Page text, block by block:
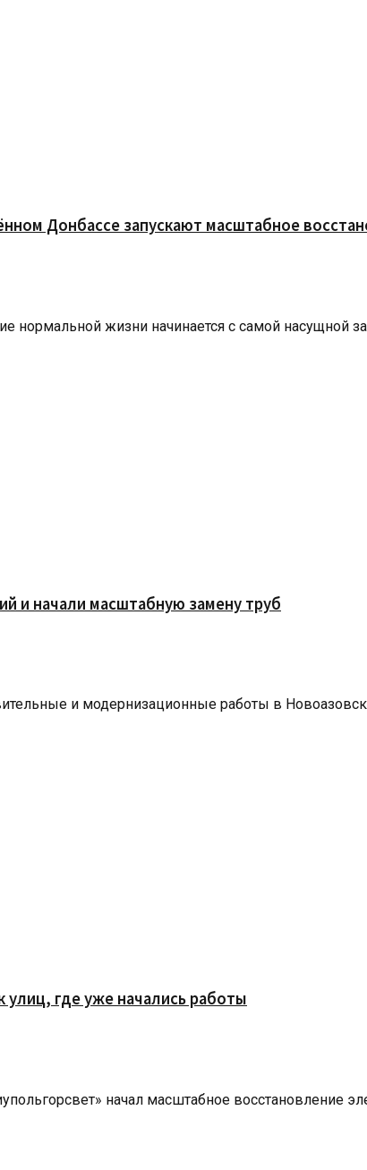
Донбассе запускают масштабное
жизни начинается с самой насущной
и начали масштабную замену труб
и модернизационные работы в
где уже начались работы
начал масштабное восстановление